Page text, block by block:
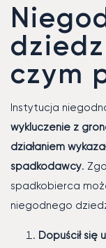
czym
Instytucja
wykluczenie z
działaniem
spadkodawcy.
spadkobierca
niegodnego
Dopuścił